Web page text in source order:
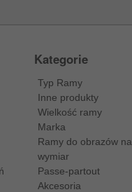
Kategorie
Typ Ramy
Inne produkty
Wielkość ramy
Marka
Ramy do obrazów na
wymiar
Passe-partout
Akcesoria